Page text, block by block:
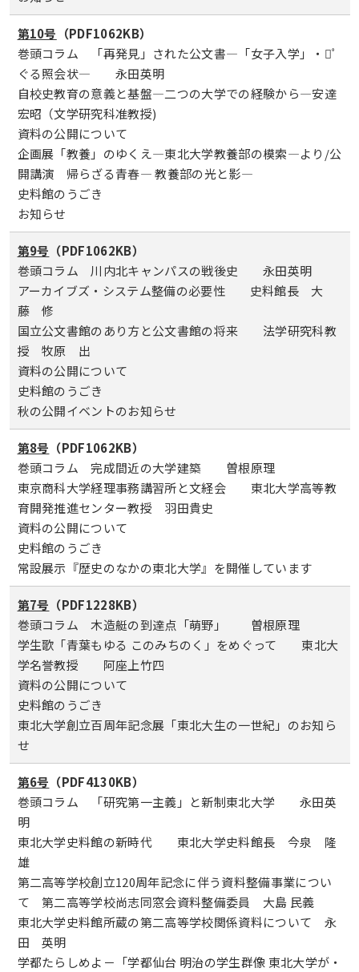
第10号 （PDF1062KB）
巻頭コラム 「再発見」された公文書―「女子入学」・ﾟ
ぐる照会状― 永田英明
自校史教育の意義と基盤―二つの大学での経験から―安達
宏昭（文学研究科准教授)
資料の公開について
企画展「教養」のゆくえ―東北大学教養部の模索―より/公
開講演 帰らざる青春― 教養部の光と影―
史料館のうごき
お知らせ
第9号 （PDF1062KB）
巻頭コラム 川内北キャンパスの戦後史 永田英明
アーカイブズ・システム整備の必要性 史料館長 大
藤 修
国立公文書館のあり方と公文書館の将来 法学研究科教
授 牧原 出
資料の公開について
史料館のうごき
秋の公開イベントのお知らせ
第8号 （PDF1062KB）
巻頭コラム 完成間近の大学建築 曽根原理
東京商科大学経理事務講習所と文経会 東北大学高等教
育開発推進センター教授 羽田貴史
資料の公開について
史料館のうごき
常設展示『歴史のなかの東北大学』を開催しています
第7号 （PDF1228KB）
巻頭コラム 木造艇の到達点「萌野」 曽根原理
学生歌「青葉もゆる このみちのく」をめぐって 東北大
学名誉教授 阿座上竹四
資料の公開について
史料館のうごき
東北大学創立百周年記念展「東北大生の一世紀」のお知ら
せ
第6号 （PDF4130KB）
巻頭コラム 「研究第一主義」と新制東北大学 永田英
明
東北大学史料館の新時代 東北大学史料館長 今泉 隆
雄
第二高等学校創立120周年記念に伴う資料整備事業につい
て 第二高等学校尚志同窓会資料整備委員 大島 民義
東北大学史料館所蔵の第二高等学校関係資料について 永
田 英明
学都たらしめよ－「学都仙台 明治の学生群像 東北大学が・